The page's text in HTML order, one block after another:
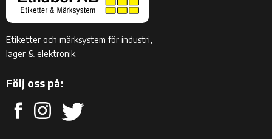
Etiketter och märksystem för industri,
lager & elektronik.
Följ oss på: